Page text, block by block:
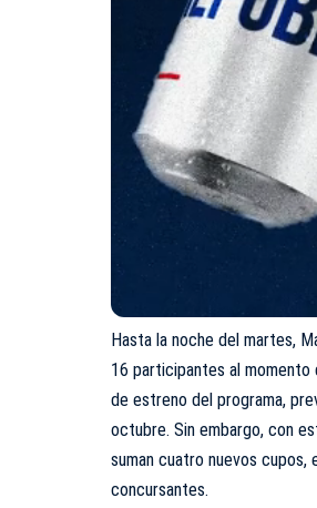
Hasta la noche del martes,
16 participantes al momento
de estreno del programa,
octubre. Sin embargo, con
suman cuatro nuevos cupos,
concursantes.